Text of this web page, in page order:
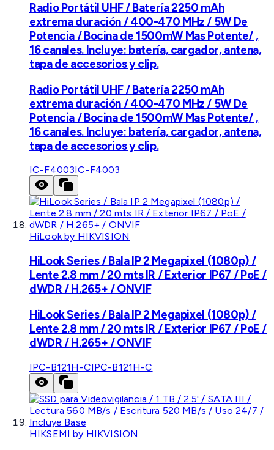
Radio Portátil UHF / Batería 2250 mAh
extrema duración / 400-470 MHz / 5W De
Potencia / Bocina de 1500mW Mas Potente/ ,
16 canales. Incluye: batería, cargador, antena,
tapa de accesorios y clip.
Radio Portátil UHF / Batería 2250 mAh
extrema duración / 400-470 MHz / 5W De
Potencia / Bocina de 1500mW Mas Potente/ ,
16 canales. Incluye: batería, cargador, antena,
tapa de accesorios y clip.
IC-F4003IC-F4003
HiLook by HIKVISION
HiLook Series / Bala IP 2 Megapixel (1080p) /
Lente 2.8 mm / 20 mts IR / Exterior IP67 / PoE /
dWDR / H.265+ / ONVIF
HiLook Series / Bala IP 2 Megapixel (1080p) /
Lente 2.8 mm / 20 mts IR / Exterior IP67 / PoE /
dWDR / H.265+ / ONVIF
IPC-B121H-CIPC-B121H-C
HIKSEMI by HIKVISION